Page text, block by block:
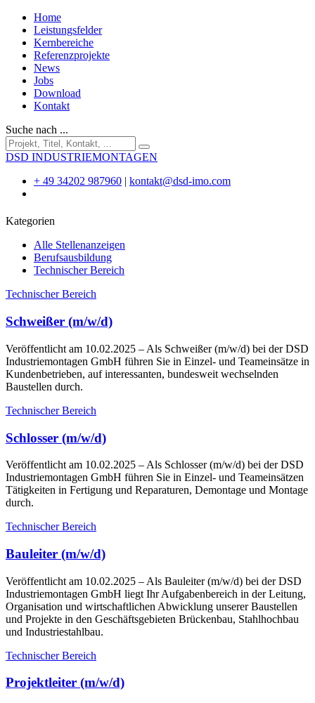
Home
Leistungsfelder
Kernbereiche
Referenzprojekte
News
Jobs
Download
Kontakt
Suche nach ...
DSD INDUSTRIEMONTAGEN
+ 49 34202 987960 | kontakt@dsd-imo.com
Kategorien
Alle Stellenanzeigen
Berufsausbildung
Technischer Bereich
Technischer Bereich
Schweißer (m/w/d)
Veröffentlicht am 10.02.2025 – Als Schweißer (m/w/d) bei der DSD
Industriemontagen GmbH führen Sie in Einzel- und Teameinsätze in
Kundenbetrieben, auf interessanten, bundesweit wechselnden
Baustellen durch.
Technischer Bereich
Schlosser (m/w/d)
Veröffentlicht am 10.02.2025 – Als Schlosser (m/w/d) bei der DSD
Industriemontagen GmbH führen Sie in Einzel- und Teameinsätzen
Tätigkeiten in Fertigung und Reparaturen, Demontage und Montage
durch.
Technischer Bereich
Bauleiter (m/w/d)
Veröffentlicht am 10.02.2025 – Als Bauleiter (m/w/d) bei der DSD
Industriemontagen GmbH liegt Ihr Aufgabenbereich in der Leitung,
Organisation und wirtschaftlichen Abwicklung unserer Baustellen
und Projekte in den Geschäftsgebieten Brückenbau, Stahlhochbau
und Industriestahlbau.
Technischer Bereich
Projektleiter (m/w/d)